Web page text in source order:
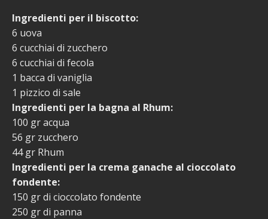
Ingredienti per il biscotto:
6 uova
6 cucchiai di zucchero
6 cucchiai di fecola
1 bacca di vaniglia
1 pizzico di sale
Ingredienti per la bagna al Rhum:
100 gr acqua
56 gr zucchero
44 gr Rhum
Ingredienti per la crema ganache al cioccolato
fondente:
150 gr di cioccolato fondente
250 gr di panna